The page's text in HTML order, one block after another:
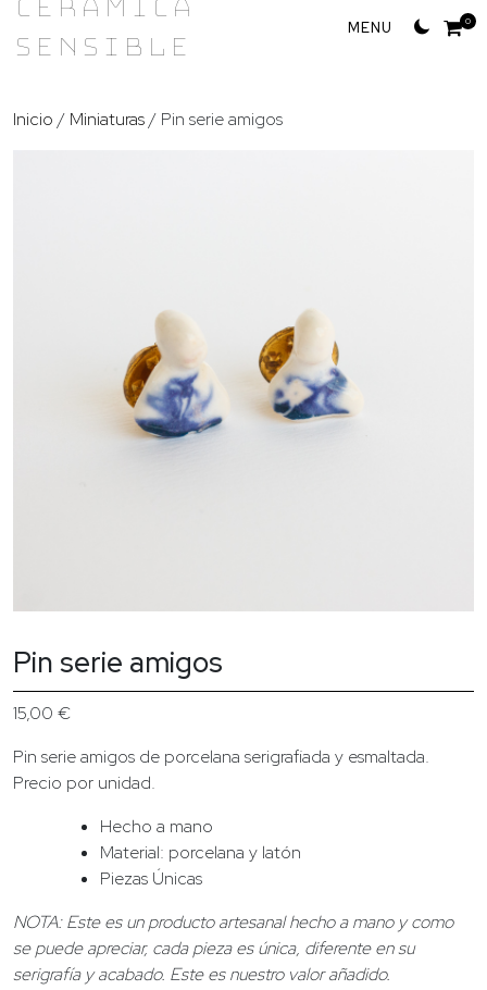
Skip
Sensible
0
Inicio / Miniaturas/ Pin serie amigos
Pin serie amigos
15,00 €
Pin serie amigos de porcelana serigrafiada y esmaltada.
Precio por unidad.
Hecho a mano
Material: porcelana y latón
Piezas Únicas
NOTA: Este es un producto artesanal hecho a mano y como
se puede apreciar, cada pieza es única, diferente en su
serigrafía y acabado. Este es nuestro valor añadido.